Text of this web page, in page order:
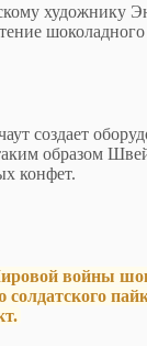
художнику
шоколадного
создает
образом
конфет.
войны
солдатского